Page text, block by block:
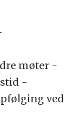
møter -
-
ved